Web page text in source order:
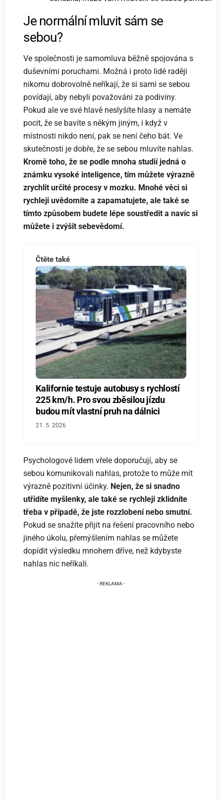
Je normální mluvit sám se
sebou?
Ve společnosti je samomluva běžně spojována s
duševními poruchami. Možná i proto lidé raději
nikomu dobrovolně neříkají, že si sami se sebou
povídají, aby nebyli považováni za podivíny.
Pokud ale ve své hlavě neslyšíte hlasy a nemáte
pocit, že se bavíte s někým jiným, i když v
místnosti nikdo není, pak se není čeho bát. Ve
skutečnosti je dobře, že se sebou mluvíte nahlas.
Kromě toho, že se podle mnoha studií jedná o
známku vysoké inteligence, tím můžete výrazně
zrychlit určité procesy v mozku. Mnohé věci si
rychleji uvědomíte a zapamatujete, ale také se
tímto způsobem budete lépe soustředit a navíc si
můžete i zvýšit sebevědomí.
Čtěte také
Kalifornie testuje autobusy s rychlostí
225 km/h. Pro svou zběsilou jízdu
budou mít vlastní pruh na dálnici
21. 5. 2026
Psychologové lidem vřele doporučují, aby se
sebou komunikovali nahlas, protože to může mít
výrazně pozitivní účinky. Nejen, že si snadno
utřídíte myšlenky, ale také se rychleji zklidníte
třeba v případě, že jste rozzlobení nebo smutní.
Pokud se snažíte přijít na řešení pracovního nebo
jiného úkolu, přemýšlením nahlas se můžete
dopídit výsledku mnohem dříve, než kdybyste
nahlas nic neříkali.